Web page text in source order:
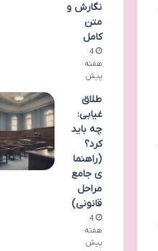
نگارش و
متن
کامل
4
هفته
پیش
طلاق
غیابی:
چه باید
کرد؟
(راهنما
ی جامع
مراحل
قانونی)
4
هفته
پیش